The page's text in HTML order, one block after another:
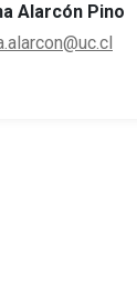
Alarcón Pino